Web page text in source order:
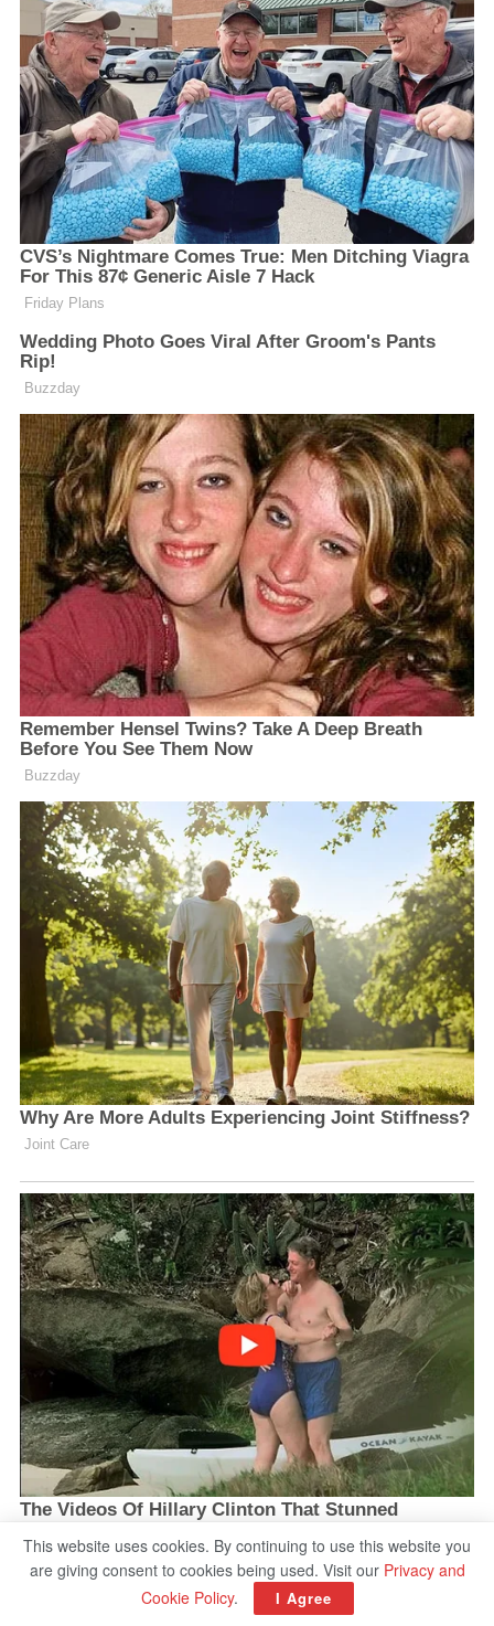
This website uses cookies. By continuing to use this website you
are giving consent to cookies being used. Visit our Privacy and
Cookie Policy. I Agree